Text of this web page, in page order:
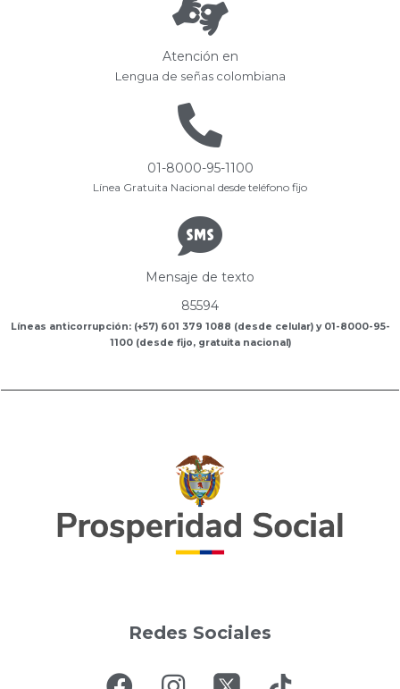
Atención en
Lengua de señas colombiana
01-8000-95-1100
Línea Gratuita Nacional desde teléfono fijo
Mensaje de texto
85594
Líneas anticorrupción: (+57) 601 379 1088 (desde celular) y 01-8000-95-
1100 (desde fijo, gratuita nacional)
Redes Sociales